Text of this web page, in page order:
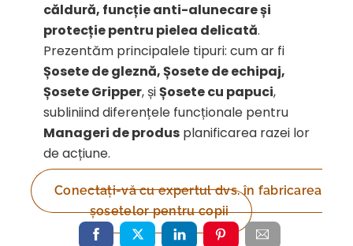
căldură, funcție anti-alunecare și
protecție pentru pielea delicată.
Prezentăm principalele tipuri: cum ar fi
Șosete de gleznă, Șosete de echipaj,
Șosete Gripper, șiȘosete cu papuci,
subliniind diferențele funcționale pentru
Manageri de produs planificarea razei lor
de acțiune.
Conectați-vă cu expertul dvs. în fabricarea
șosetelor pentru copii